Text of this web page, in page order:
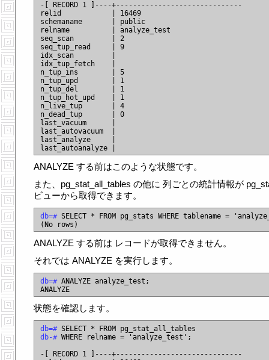
-[ RECORD 1 ]----+------------------------------
relid            | 16469
schemaname       | public
relname          | analyze_test
seq_scan         | 2
seq_tup_read     | 9
idx_scan         |
idx_tup_fetch    |
n_tup_ins        | 5
n_tup_upd        | 1
n_tup_del        | 1
n_tup_hot_upd    | 1
n_live_tup       | 4
n_dead_tup       | 0
last_vacuum      |
last_autovacuum  |
last_analyze     |
ANALYZE する前はこのような状態です。
また、pg_stat_all_tables の他に 列ごとの統計情報が
ビューから取得できます。
db=# SELECT * FROM pg_stats WHERE tablename =
ANALYZE する前は レコードが取得できません。
それでは ANALYZE を実行します。
db=# ANALYZE analyze_test;
状態を確認します。
db=#
db-# WHERE relname = 'analyze_test';
-[ RECORD 1 ]----+------------------------------